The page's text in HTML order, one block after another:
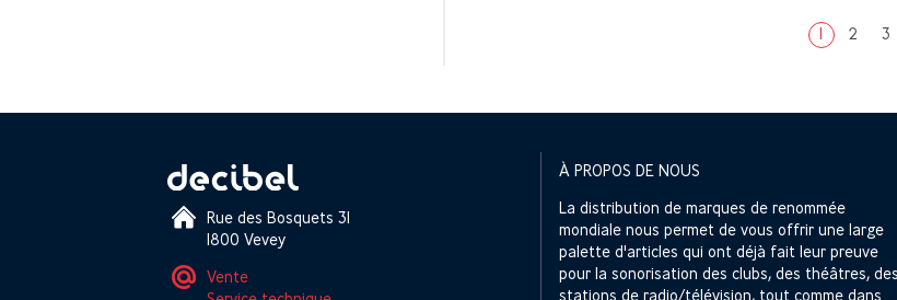
1 2 3
Rue des Bosquets 31
1800 Vevey
Vente
À PROPOS DE NOUS
La distribution de marques de renommée
mondiale nous permet de vous offrir une large
palette d'articles qui ont déjà fait leur preuve
pour la sonorisation des clubs, des théâtres, des
stations de radio/télévision, tout comme dans